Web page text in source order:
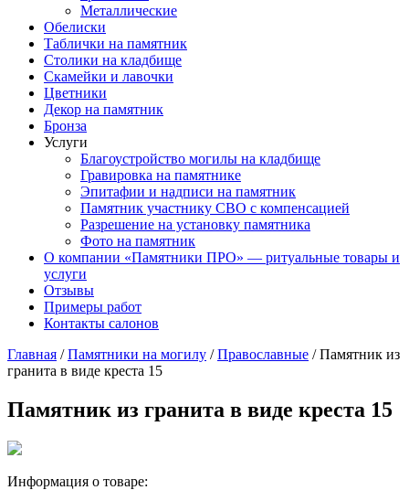
Металлические
Обелиски
Таблички на памятник
Столики на кладбище
Скамейки и лавочки
Цветники
Декор на памятник
Бронза
Услуги
Благоустройство могилы на кладбище
Гравировка на памятнике
Эпитафии и надписи на памятник
Памятник участнику СВО с компенсацией
Разрешение на установку памятника
Фото на памятник
О компании «Памятники ПРО» — ритуальные товары и
услуги
Отзывы
Примеры работ
Контакты салонов
Главная /Памятники на могилу /Православные /Памятник из
гранита в виде креста 15
Памятник из гранита в виде креста 15
Информация о товаре: